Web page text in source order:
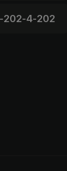
202-4-202